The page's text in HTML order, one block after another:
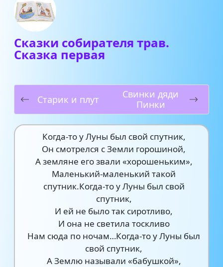
Сказки собирателя трав.
Сказка первая
Старик и плут
Свинки дяди
Пинки
Когда-то у Луны был свой спутник,
Он смотрелся с Земли горошиной,
А земляне его звали «хорошеньким»,
Маленький-маленький такой
спутник.Когда-то у Луны был свой
спутник,
И ей не было так сиротливо,
И она не светила тоскливо
Нам сюда по ночам…Когда-то у Луны был
свой спутник,
А Землю называли «бабушкой»,